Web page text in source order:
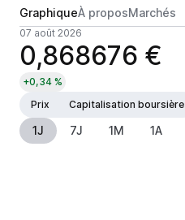
GraphiqueÀ proposMarchés
07 août 2026
0,868676 €
+0,34 %
Prix
Capitalisation boursière
1J 7J 1M 1A